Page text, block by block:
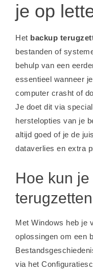
je op
Het backup
bestanden of
behulp van een
essentieel wanneer
computer crasht of
Je doet dit via
herstelopties van je
altijd goed of je de
dataverlies en extra
Hoe kun
Met Windows heb je
oplossingen om een
via het